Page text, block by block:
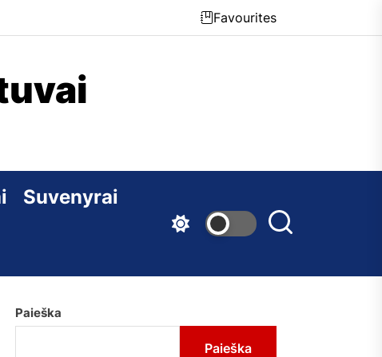
Favourites
Suvenyrai
Paieška
Paieška